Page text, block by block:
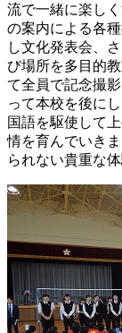
流で一緒に楽し
の案内による各
し文化発表会、
び場所を多目的
て全員で記念撮
って本校を後に
国語を駆使して
情を育んでいき
られない貴重な